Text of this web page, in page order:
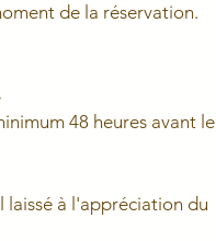
de la réservation.
48 heures avant le
laissé à l'appréciation du